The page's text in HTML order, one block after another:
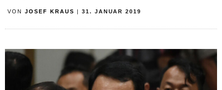
VON JOSEF KRAUS | 31. JANUAR 2019